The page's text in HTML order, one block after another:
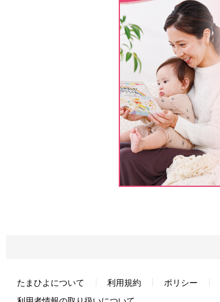
たまひよについて 利用規約 ポリシー